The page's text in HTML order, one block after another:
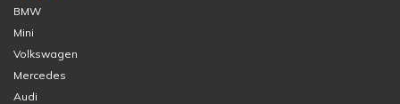
BMW
Mini
Volkswagen
Mercedes
Audi